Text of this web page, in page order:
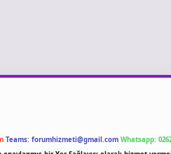
Teams: forumhizmeti@gmail.com Whatsapp: